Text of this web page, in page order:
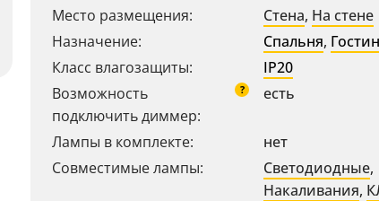
Место размещения: Стена, На стене
Назначение:
Спальня,
Класс влагозащиты:
IP20
Возможность
подключить диммер:
? есть
Лампы в комплекте:
нет
Совместимые лампы:
Светодиодные,
Накаливания,